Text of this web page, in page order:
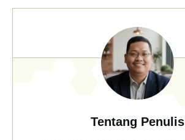
Tentang Penulis